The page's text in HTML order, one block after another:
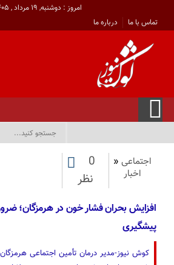
امروز : دوشنبه, ۱۹ مرداد , ۱۴۰۵
تماس با ما
درباره ما
اجتماعی «
اخبار
0
نظر
افزایش بحران فشار خون در هرمزگان؛
پیشگیری
کوش نیوز-مدیر درمان تأمین اجتماعی